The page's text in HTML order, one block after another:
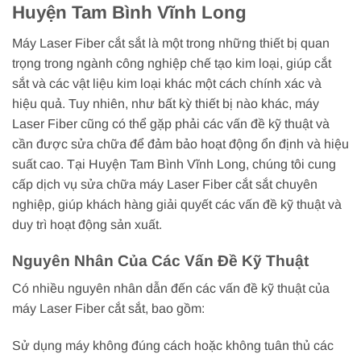
Huyện Tam Bình Vĩnh Long
Máy Laser Fiber cắt sắt là một trong những thiết bị quan
trọng trong ngành công nghiệp chế tạo kim loại, giúp cắt
sắt và các vật liệu kim loại khác một cách chính xác và
hiệu quả. Tuy nhiên, như bất kỳ thiết bị nào khác, máy
Laser Fiber cũng có thể gặp phải các vấn đề kỹ thuật và
cần được sửa chữa để đảm bảo hoạt động ổn định và hiệu
suất cao. Tại Huyện Tam Bình Vĩnh Long, chúng tôi cung
cấp dịch vụ sửa chữa máy Laser Fiber cắt sắt chuyên
nghiệp, giúp khách hàng giải quyết các vấn đề kỹ thuật và
duy trì hoạt động sản xuất.
Nguyên Nhân Của Các Vấn Đề Kỹ Thuật
Có nhiều nguyên nhân dẫn đến các vấn đề kỹ thuật của
máy Laser Fiber cắt sắt, bao gồm:
Sử dụng máy không đúng cách hoặc không tuân thủ các